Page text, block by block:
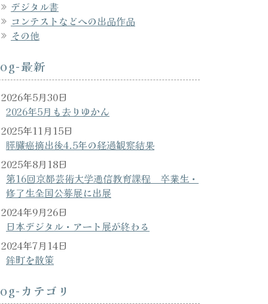
デジタル書
コンテストなどへの出品作品
その他
最新
2026年5月も去りゆかん
2026年5月30日
膵臓癌摘出後4.5年の経過観察結果
2025年11月15日
第16回京都芸術大学通信教育課程 卒業生・
修了生全国公募展に出展
2025年8月18日
日本デジタル・アート展が終わる
2024年9月26日
鉾町を散策
2024年7月14日
カテゴリ